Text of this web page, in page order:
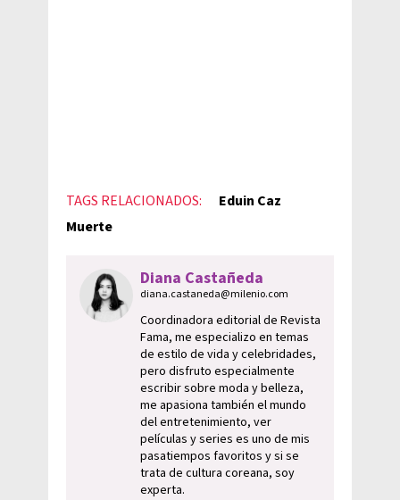
TAGS RELACIONADOS:
Eduin Caz
Muerte
Diana Castañeda
diana.castaneda@milenio.com
Coordinadora editorial de Revista
Fama, me especializo en temas
de estilo de vida y celebridades,
pero disfruto especialmente
escribir sobre moda y belleza,
me apasiona también el mundo
del entretenimiento, ver
películas y series es uno de mis
pasatiempos favoritos y si se
trata de cultura coreana, soy
experta.